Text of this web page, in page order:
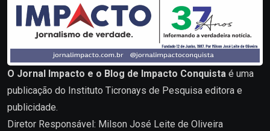
O Jornal Impacto e o Blog de Impacto Conquista é uma
publicação do Instituto Ticronays de Pesquisa editora e
publicidade.
Diretor Responsável: Milson José Leite de Oliveira